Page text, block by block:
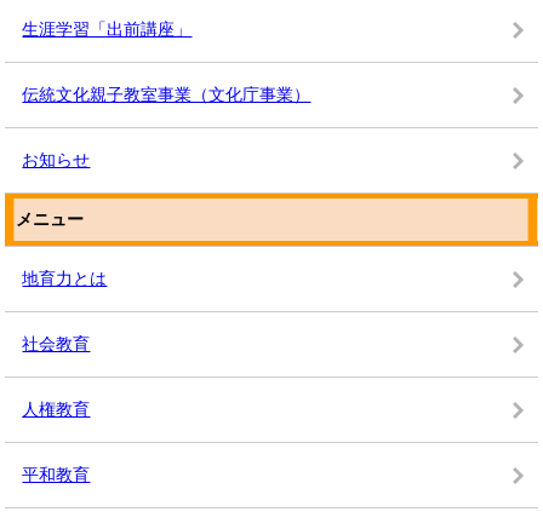
生涯学習「出前講座」
伝統文化親子教室事業（文化庁事業）
お知らせ
メニュー
地育力とは
社会教育
人権教育
平和教育